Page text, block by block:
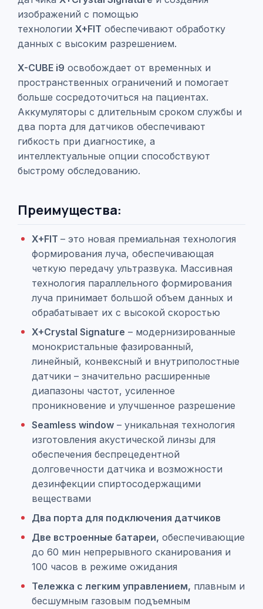
изображений с помощью
технологии X+FIT обеспечивают обработку
данных с высоким разрешением.
X-CUBE i9 освобождает от временных и
пространственных ограничений и помогает
больше сосредоточиться на пациентах.
Аккумуляторы с длительным сроком службы и
два порта для датчиков обеспечивают
гибкость при диагностике, а
интеллектуальные опции способствуют
быстрому обследованию.
Преимущества:
X+FIT – это новая премиальная технология
формирования луча, обеспечивающая
четкую передачу ультразвука. Массивная
технология параллельного формирования
луча принимает большой объем данных и
обрабатывает их с высокой скоростью
X+Crystal Signature – модернизированные
монокристальные фазированный,
линейный, конвексный и внутриполостные
датчики – значительно расширенные
диапазоны частот, усиленное
проникновение и улучшенное разрешение
Seamless window – уникальная технология
изготовления акустической линзы для
обеспечения беспрецедентной
долговечности датчика и возможности
дезинфекции спиртосодержащими
веществами
Два порта для подключения датчиков
Две встроенные батареи, обеспечивающие
до 60 мин непрерывного сканирования и
100 часов в режиме ожидания
Тележка с легким управлением, плавным и
бесшумным газовым подъемным